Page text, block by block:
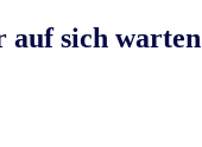
auf sich warten